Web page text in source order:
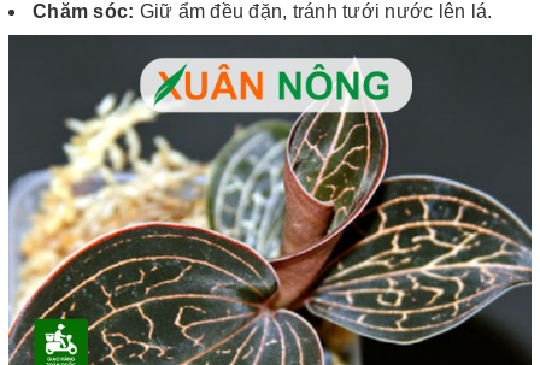
Chăm sóc: Giữ ẩm đều đặn, tránh tưới nước lên lá.